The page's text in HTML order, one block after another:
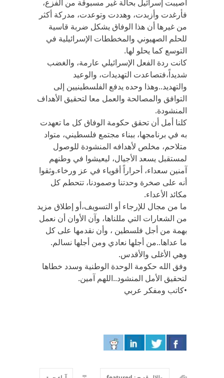
أصيبت إسرائيل بحالة غير مسبوقة من الفزع،
فأرغدت وأزبدت، وهددت وتوعدت، مدركة أكثر
من غيرها أن هذا الوفاق يشكل ضربة قاسية
للحلم الصهيوني والمخططات الإسرائيلية في
التوسع كما يحلو لها.
كانت ردة الفعل الإسرائيلي عارمة، والغضب
شديداً،فتصاعدت التهديدات، والوعيد
والتهديد..وهذا وحده يدفع الفلسطينيين إلى
التوافق والمصالحة والعمل معا لتحقيق الأهداف
المنشودة.
كلنا أمل أن تحقق حكومة الوفاق كل ما تعهدت
به في برنامجها، ببناء مجتمع فلسطيني، متواد
متلاحم، مخلص لأهدافه المنشودة للوصول
لمستقبل يسعد الأجيال، ليعيشوا في وطنهم
آمنين سعداء، أحراراً أقوياء في عز ورخاء.وثقوا
أنه على صخرة وحدتنا وصمودنا، تتحطم كل
مكائد الأعداء.
ما من مجال للإرجاء أو التسويف،أو إطلاق مزيد
من الشعارات التي مللناها، وآن الأوان أن نعمل
بهمة من أجل فلسطين ، وأن نقدمها على كل
ما عداها..من أجلها نعادي ومن أجلها نسالم.
وهي الأغلى والأقدس.
وفق الله حكومة الوحدة الوطنية وسدد خطاها
لتحقيق الأمل المنشود..اللهم آمين.
•كاتب ومفكر عربي